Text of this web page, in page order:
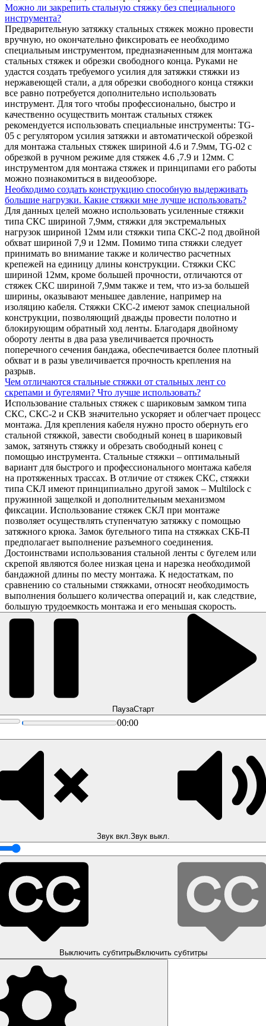
Можно ли закрепить стальную стяжку без специального
инструмента?
Предварительную затяжку стальных стяжек можно провести
вручную, но окончательно фиксировать ее необходимо
специальным инструментом, предназначенным для монтажа
стальных стяжек и обрезки свободного конца. Руками не
удастся создать требуемого усилия для затяжки стяжки из
нержавеющей стали, а для обрезки свободного конца стяжки
все равно потребуется дополнительно использовать
инструмент. Для того чтобы профессионально, быстро и
качественно осуществить монтаж стальных стяжек
рекомендуется использовать специальные инструменты: TG-
05 с регулятором усилия затяжки и автоматической обрезкой
для монтажа стальных стяжек шириной 4.6 и 7.9мм, TG-02 с
обрезкой в ручном режиме для стяжек 4.6 ,7.9 и 12мм. С
инструментом для монтажа стяжек и принципами его работы
можно познакомиться в видеообзоре.
Необходимо создать конструкцию способную выдерживать
большие нагрузки. Какие стяжки мне лучше использовать?
Для данных целей можно использовать усиленные стяжки
типа СКС шириной 7,9мм, стяжки для экстремальных
нагрузок шириной 12мм или стяжки типа СКС-2 под двойной
обхват шириной 7,9 и 12мм. Помимо типа стяжки следует
принимать во внимание также и количество расчетных
крепежей на единицу длины конструкции. Стяжки СКС
шириной 12мм, кроме большей прочности, отличаются от
стяжек СКС шириной 7,9мм также и тем, что из-за большей
ширины, оказывают меньшее давление, например на
изоляцию кабеля. Стяжки СКС-2 имеют замок специальной
конструкции, позволяющий дважды провести полотно и
блокирующим обратный ход ленты. Благодаря двойному
обороту ленты в два раза увеличивается прочность
поперечного сечения бандажа, обеспечивается более плотный
обхват и в разы увеличивается прочность крепления на
разрыв.
Чем отличаются стальные стяжки от стальных лент со
скрепами и бугелями? Что лучше использовать?
Использование стальных стяжек с шариковым замком типа
СКС, СКС-2 и СКВ значительно ускоряет и облегчает процесс
монтажа. Для крепления кабеля нужно просто обернуть его
стальной стяжкой, завести свободный конец в шариковый
замок, затянуть стяжку и обрезать свободный конец с
помощью инструмента. Стальные стяжки – оптимальный
вариант для быстрого и профессионального монтажа кабеля
на протяженных трассах. В отличие от стяжек СКС, стяжки
типа СКЛ имеют принципиально другой замок – Multilock с
пружинной защелкой и дополнительным механизмом
фиксации. Использование стяжек СКЛ при монтаже
позволяет осуществлять ступенчатую затяжку с помощью
затяжного крюка. Замок бугельного типа на стяжках СКБ-П
предполагает выполнение разъемного соединения.
Достоинствами использования стальной ленты с бугелем или
скрепой являются более низкая цена и нарезка необходимой
бандажной длины по месту монтажа. К недостаткам, по
сравнению со стальными стяжками, относят необходимость
выполнения большего количества операций и, как следствие,
большую трудоемкость монтажа и его меньшая скорость.
ПаузаСтарт
00:00
Звук вкл.Звук выкл.
Выключить субтитрыВключить субтитры